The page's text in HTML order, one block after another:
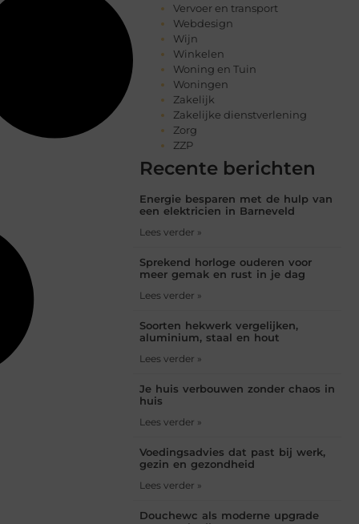
Vervoer en transport
Webdesign
Wijn
Winkelen
Woning en Tuin
Woningen
Zakelijk
Zakelijke dienstverlening
Zorg
ZZP
Recente berichten
Energie besparen met de hulp van
een elektricien in Barneveld
Lees verder »
Sprekend horloge ouderen voor
meer gemak en rust in je dag
Lees verder »
Soorten hekwerk vergelijken,
aluminium, staal en hout
Lees verder »
Je huis verbouwen zonder chaos in
huis
Lees verder »
Voedingsadvies dat past bij werk,
gezin en gezondheid
Lees verder »
Douchewc als moderne upgrade